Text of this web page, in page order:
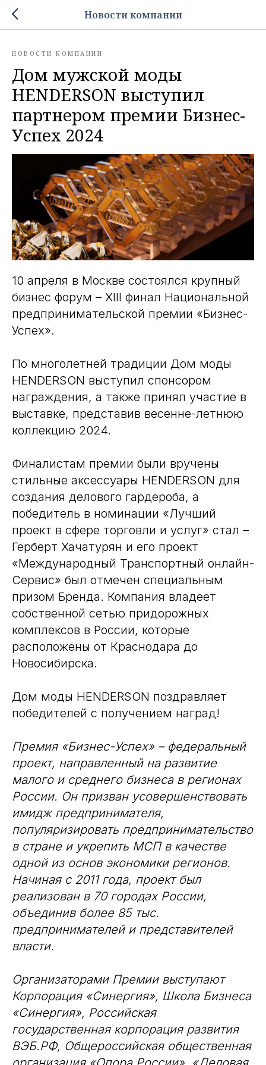
Новости компании
НОВОСТИ КОМПАНИИ
Дом мужской моды
HENDERSON выступил
партнером премии Бизнес-
Успех 2024
10 апреля в Москве состоялся крупный
бизнес форум – XIII финал Национальной
предпринимательской премии «Бизнес-
Успех».
По многолетней традиции Дом моды
HENDERSON выступил спонсором
награждения, а также принял участие в
выставке, представив весенне-летнюю
коллекцию 2024.
Финалистам премии были вручены
стильные аксессуары HENDERSON для
создания делового гардероба, а
победитель в номинации «Лучший
проект в сфере торговли и услуг» стал –
Герберт Хачатурян и его проект
«Международный Транспортный онлайн-
Сервис» был отмечен специальным
призом Бренда. Компания владеет
собственной сетью придорожных
комплексов в России, которые
расположены от Краснодара до
Новосибирска.
Дом моды HENDERSON поздравляет
победителей с получением наград!
​​Премия «Бизнес-Успех» – федеральный
проект, направленный на развитие
малого и среднего бизнеса в регионах
России. Он призван усовершенствовать
имидж предпринимателя,
популяризировать предпринимательство
в стране и укрепить МСП в качестве
одной из основ экономики регионов.
Начиная с 2011 года, проект был
реализован в 70 городах России,
объединив более 85 тыс.
предпринимателей и представителей
власти.
Организаторами Премии выступают
Корпорация «Синергия», Школа Бизнеса
«Синергия», Российская
государственная корпорация развития
ВЭБ.РФ, Общероссийская общественная